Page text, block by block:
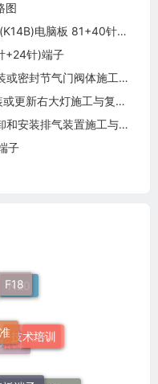
图
电脑板 81+40针端子
+24针)端子
气门阀体施工与复检标准
右大灯施工与复检标准
排气装置施工与复检标准
子
端子
宝马
技术培训
N20
F18